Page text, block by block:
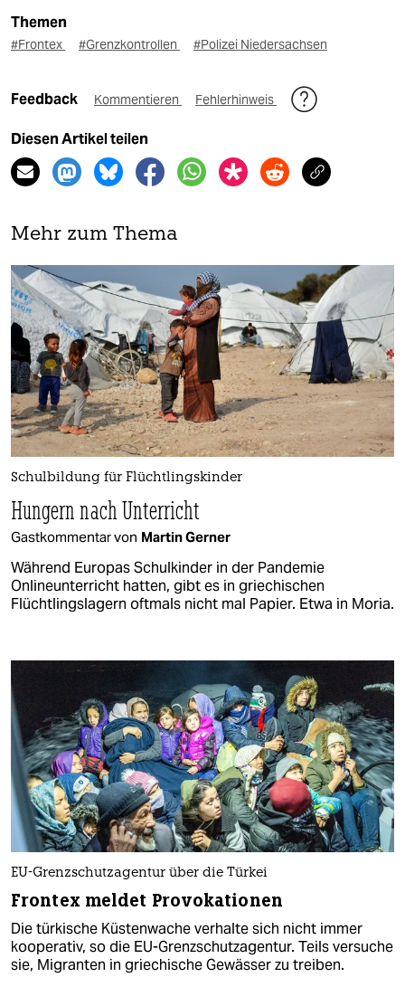
Themen
#Frontex #Grenzkontrollen #Polizei Niedersachsen
Feedback Kommentieren Fehlerhinweis
Diesen Artikel teilen
Mehr zum Thema
Schulbildung für Flüchtlingskinder
Hungern nach Unterricht
Gastkommentar von Martin Gerner
Während Europas Schulkinder in der Pandemie
Onlineunterricht hatten, gibt es in griechischen
Flüchtlingslagern oftmals nicht mal Papier. Etwa in Moria.
EU-Grenzschutzagentur über die Türkei
Frontex meldet Provokationen
Die türkische Küstenwache verhalte sich nicht immer
kooperativ, so die EU-Grenzschutzagentur. Teils versuche
sie, Migranten in griechische Gewässer zu treiben.